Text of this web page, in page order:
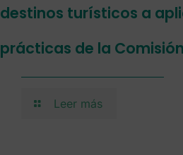
destinos turísticos a
prácticas de la
Leer más